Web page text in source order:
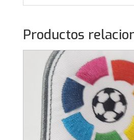
Productos